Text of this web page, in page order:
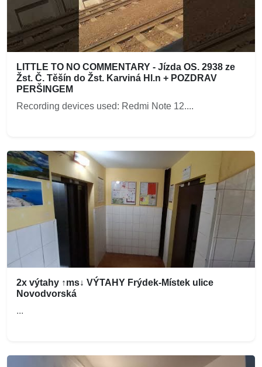
LITTLE TO NO COMMENTARY - Jízda OS. 2938 ze
Žst. Č. Těšín do Žst. Karviná Hl.n + POZDRAV
PERŠINGEM
Recording devices used: Redmi Note 12....
2x výtahy ↑ms↓ VÝTAHY Frýdek-Místek ulice
Novodvorská
...